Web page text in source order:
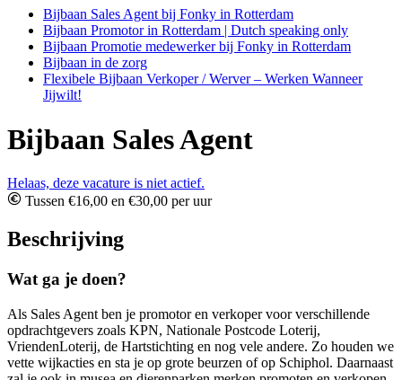
Bijbaan Sales Agent bij Fonky in Rotterdam
Bijbaan Promotor in Rotterdam | Dutch speaking only
Bijbaan Promotie medewerker bij Fonky in Rotterdam
Bijbaan in de zorg
Flexibele Bijbaan Verkoper / Werver – Werken Wanneer
Jijwilt!
Bijbaan Sales Agent
Helaas, deze vacature is niet actief.
Tussen €16,00 en €30,00 per uur
Beschrijving
Wat ga je doen?
Als Sales Agent ben je promotor en verkoper voor verschillende
opdrachtgevers zoals KPN, Nationale Postcode Loterij,
VriendenLoterij, de Hartstichting en nog vele andere. Zo houden we
vette wijkacties en sta je op grote beurzen of op Schiphol. Daarnaast